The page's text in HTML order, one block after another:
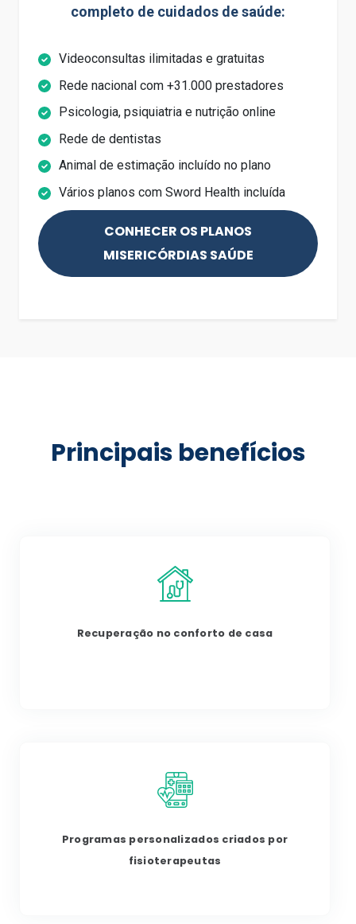
completo de cuidados de saúde:
Videoconsultas ilimitadas e gratuitas
Rede nacional com +31.000 prestadores
Psicologia, psiquiatria e nutrição online
Rede de dentistas
Animal de estimação incluído no plano
Vários planos com Sword Health incluída
CONHECER OS PLANOS
MISERICÓRDIAS SAÚDE
Principais benefícios
Recuperação no conforto de casa
Programas personalizados criados por
fisioterapeutas